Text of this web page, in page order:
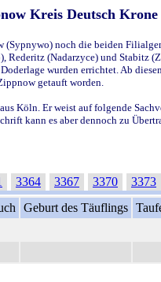
Kreis Deutsch Krone
noch die beiden
Rederitz (Nadarzyce) und
wurden errichtet. Ab
getauft worden.
aus Köln. Er weist auf folgende
kann es aber dennoch zu
3364 3367 3370 3373
Geburt des Täuflings